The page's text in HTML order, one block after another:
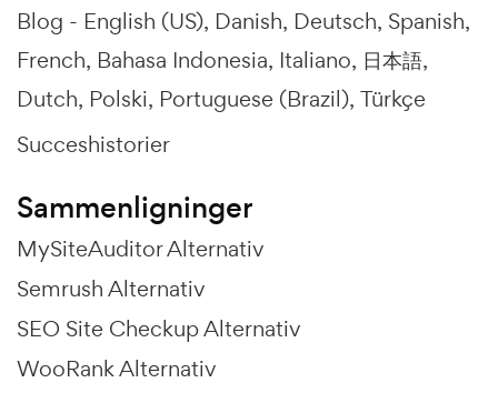
Blog - English (US) Danish Deutsch Spanish
French Bahasa Indonesia Italiano 日本語
Dutch Polski Portuguese (Brazil) Türkçe
Succeshistorier
Sammenligninger
MySiteAuditor Alternativ
Semrush Alternativ
SEO Site Checkup Alternativ
WooRank Alternativ